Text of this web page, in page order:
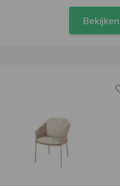
Bekijken